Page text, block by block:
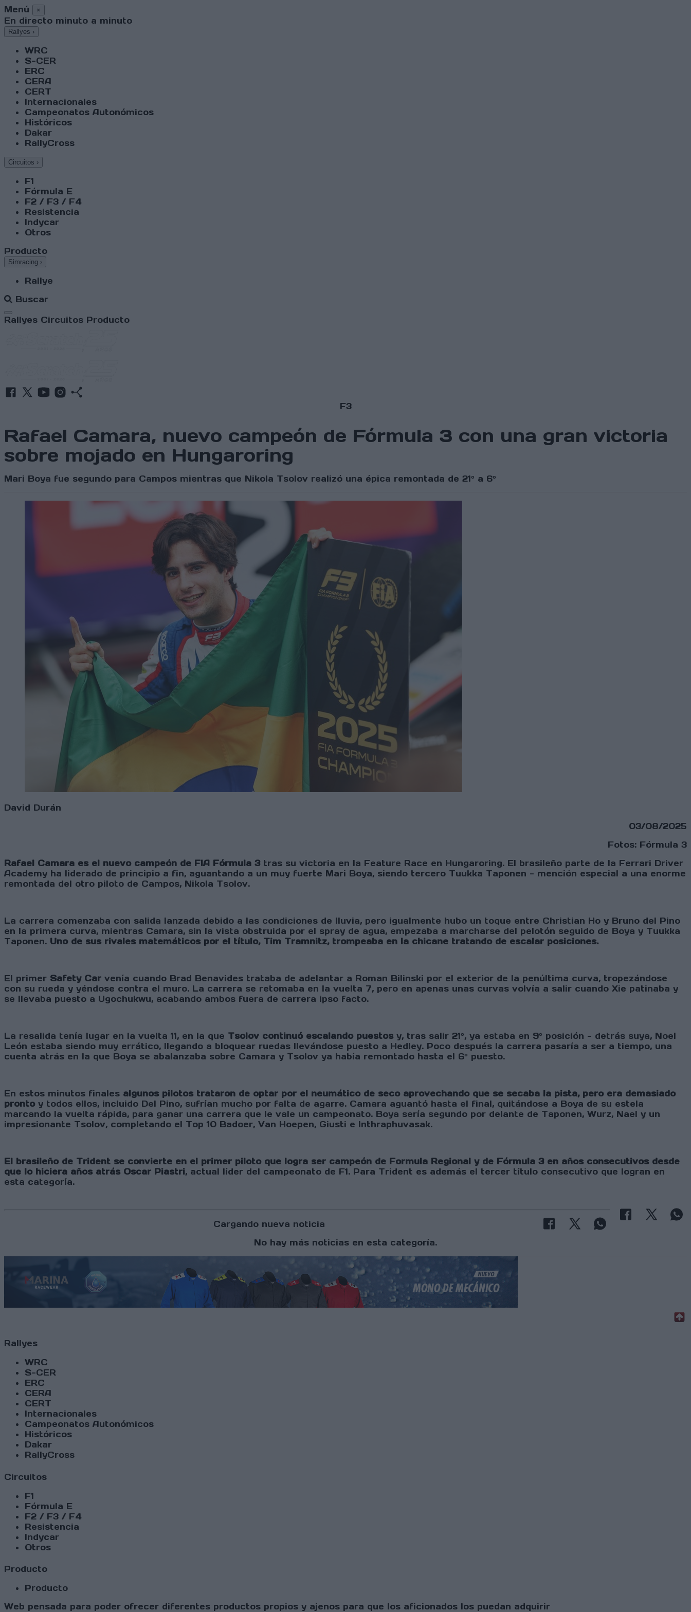
Menú ×
En directo minuto a minuto
Rallyes ›
WRC
S-CER
ERC
CERA
CERT
Internacionales
Campeonatos Autonómicos
Históricos
Dakar
RallyCross
Circuitos ›
F1
Fórmula E
F2 / F3 / F4
Resistencia
Indycar
Otros
Producto
Simracing ›
Rallye
Buscar
Abrir menú
Rallyes Circuitos Producto
F3
Rafael Camara, nuevo campeón de Fórmula 3 con una gran victoria
sobre mojado en Hungaroring
Mari Boya fue segundo para Campos mientras que Nikola Tsolov realizó una épica remontada de 21º a 6º
David Durán
03/08/2025
Fotos: Fórmula 3
Rafael Camara es el nuevo campeón de FIA Fórmula 3 tras su victoria en la Feature Race en Hungaroring. El brasileño parte de la Ferrari Driver
Academy ha liderado de principio a fin, aguantando a un muy fuerte Mari Boya, siendo tercero Tuukka Taponen - mención especial a una enorme
remontada del otro piloto de Campos, Nikola Tsolov.
La carrera comenzaba con salida lanzada debido a las condiciones de lluvia, pero igualmente hubo un toque entre Christian Ho y Bruno del Pino
en la primera curva, mientras Camara, sin la vista obstruida por el spray de agua, empezaba a marcharse del pelotón seguido de Boya y Tuukka
Taponen. Uno de sus rivales matemáticos por el título, Tim Tramnitz, trompeaba en la chicane tratando de escalar posiciones.
El primer Safety Car venía cuando Brad Benavides trataba de adelantar a Roman Bilinski por el exterior de la penúltima curva, tropezándose
con su rueda y yéndose contra el muro. La carrera se retomaba en la vuelta 7, pero en apenas unas curvas volvía a salir cuando Xie patinaba y
se llevaba puesto a Ugochukwu, acabando ambos fuera de carrera ipso facto.
La resalida tenía lugar en la vuelta 11, en la que Tsolov continuó escalando puestos y, tras salir 21º, ya estaba en 9º posición - detrás suya, Noel
León estaba siendo muy errático, llegando a bloquear ruedas llevándose puesto a Hedley. Poco después la carrera pasaría a ser a tiempo, una
cuenta atrás en la que Boya se abalanzaba sobre Camara y Tsolov ya había remontado hasta el 6º puesto.
En estos minutos finales algunos pilotos trataron de optar por el neumático de seco aprovechando que se secaba la pista, pero era demasiado
pronto y todos ellos, incluido Del Pino, sufrían mucho por falta de agarre. Camara aguantó hasta el final, quitándose a Boya de su estela
marcando la vuelta rápida, para ganar una carrera que le vale un campeonato. Boya sería segundo por delante de Taponen, Wurz, Nael y un
impresionante Tsolov, completando el Top 10 Badoer, Van Hoepen, Giusti e Inthraphuvasak.
El brasileño de Trident se convierte en el primer piloto que logra ser campeón de Formula Regional y de Fórmula 3 en años consecutivos desde
que lo hiciera años atrás Oscar Piastri, actual líder del campeonato de F1. Para Trident es además el tercer título consecutivo que logran en
esta categoría.
Cargando nueva noticia
No hay más noticias en esta categoría.
Rallyes
WRC
S-CER
ERC
CERA
CERT
Internacionales
Campeonatos Autonómicos
Históricos
Dakar
RallyCross
Circuitos
F1
Fórmula E
F2 / F3 / F4
Resistencia
Indycar
Otros
Producto
Producto
Web pensada para poder ofrecer diferentes productos propios y ajenos para que los aficionados los puedan adquirir